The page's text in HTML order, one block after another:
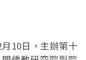
10日，主辦第十